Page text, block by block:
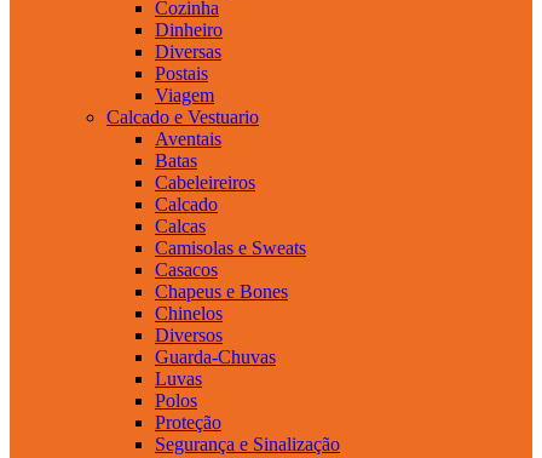
Cozinha
Dinheiro
Diversas
Postais
Viagem
Calcado e Vestuario
Aventais
Batas
Cabeleireiros
Calcado
Calcas
Camisolas e Sweats
Casacos
Chapeus e Bones
Chinelos
Diversos
Guarda-Chuvas
Luvas
Polos
Proteção
Segurança e Sinalização